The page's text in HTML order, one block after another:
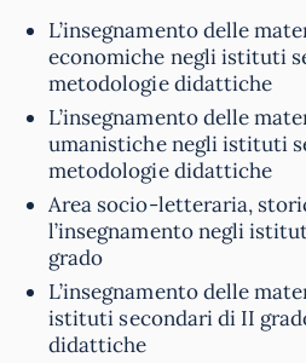
L’insegnamento delle
economiche negli istituti
metodologie didattiche
L’insegnamento delle
umanistiche negli istituti
metodologie didattiche
Area socio-letteraria,
l’insegnamento negli
grado
L’insegnamento delle
istituti secondari di II
didattiche